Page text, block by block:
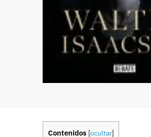
Contenidos [ocultar]